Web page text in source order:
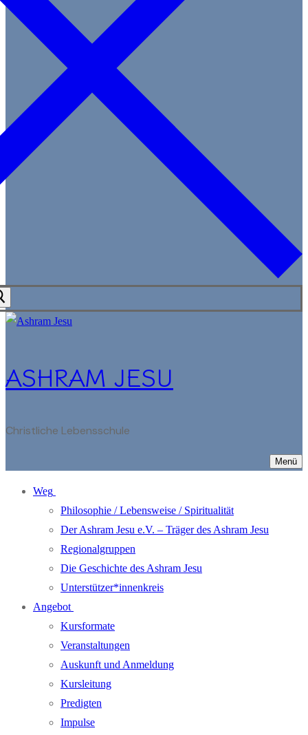
ASHRAM JESU
Christliche Lebensschule
Menü
Weg
Philosophie / Lebensweise / Spiritualität
Der Ashram Jesu e.V. – Träger des Ashram Jesu
Regionalgruppen
Die Geschichte des Ashram Jesu
Unterstützer*innenkreis
Angebot
Kursformate
Veranstaltungen
Auskunft und Anmeldung
Kursleitung
Predigten
Impulse